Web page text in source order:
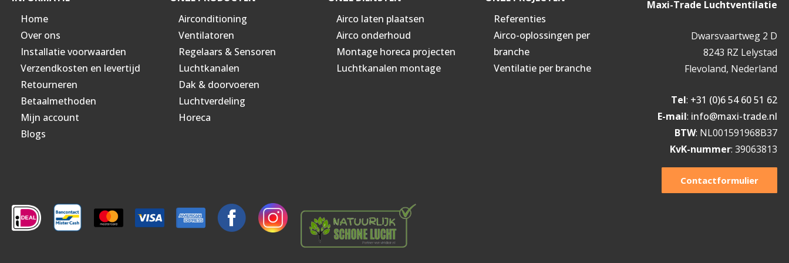
Home
Over ons
Installatie voorwaarden
Verzendkosten en levertijd
Retourneren
Betaalmethoden
Mijn account
Blogs
Airconditioning
Ventilatoren
Regelaars & Sensoren
Luchtkanalen
Dak & doorvoeren
Luchtverdeling
Horeca
Airco laten plaatsen
Airco onderhoud
Montage horeca projecten
Luchtkanalen montage
Referenties
Airco-oplossingen per
branche
Ventilatie per branche
Maxi-Trade Luchtventilatie
Dwarsvaartweg 2 D
8243 RZ Lelystad
Flevoland, Nederland
Tel: +31 (0)6 54 60 51 62
E-mail: info@maxi-trade.nl
BTW: NL001591968B37
KvK-nummer: 39063813
Contactformulier